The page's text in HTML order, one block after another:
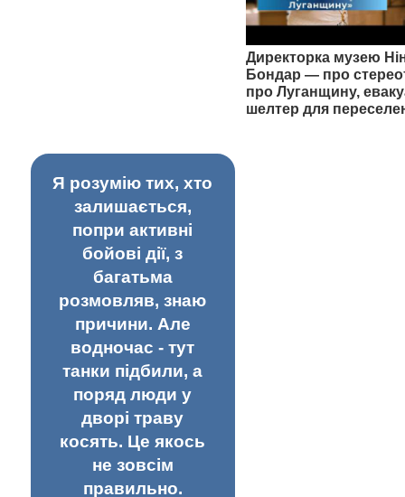
Директорка музею
Бондар — про
про Луганщину,
шелтер для
Я розумію тих, хто
залишається,
попри активні
бойові дії, з
багатьма
розмовляв, знаю
причини. Але
водночас - тут
танки підбили, а
поряд люди у
дворі траву
косять. Це якось
не зовсім
правильно.